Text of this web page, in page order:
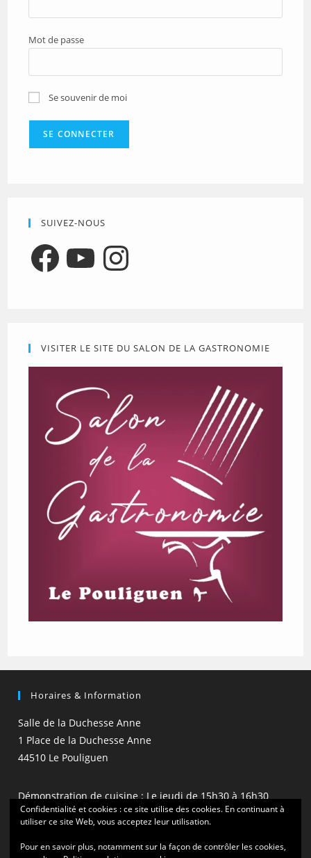
Mot de passe
Se souvenir de moi
SUIVEZ-NOUS
Facebook Instagram
VISITER LE SITE DU SALON DE LA GASTRONOMIE
Horaires & Information
Salle de la Duchesse Anne
1 Place de la Duchesse Anne
44510 Le Pouliguen
Démonstration de cuisine : Le jeudi de 15h30 à 16h30
(hors vacances scolaires)
Confidentialité et cookies : ce site utilise des cookies. En continuant à
utiliser ce site Web, vous acceptez leur utilisation.
Pour en savoir plus, notamment sur la façon de contrôler les cookies,